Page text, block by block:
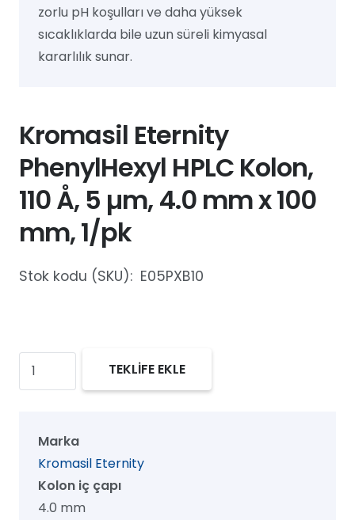
zorlu pH koşulları ve daha yüksek
sıcaklıklarda bile uzun süreli kimyasal
kararlılık sunar.
Kromasil Eternity
PhenylHexyl HPLC Kolon,
110 Å, 5 µm, 4.0 mm x 100
mm, 1/pk
Stok kodu (SKU): E05PXB10
Kromasil
Eternity
Kolon,
TEKLİFE EKLE
Marka
Kromasil Eternity
Kolon iç çapı
4.0 mm